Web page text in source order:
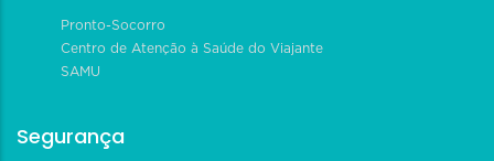
Pronto-Socorro
Centro de Atenção à Saúde do Viajante
SAMU
Segurança